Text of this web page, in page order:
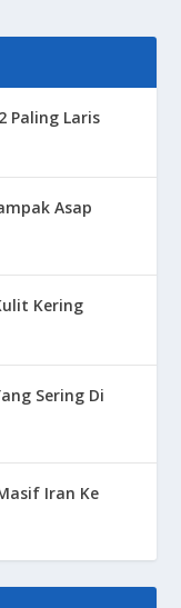
Paling Laris
Asap
Kering
Sering Di
Iran Ke